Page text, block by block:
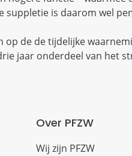
suppletie is daarom wel
op de de tijdelijke
jaar onderdeel van het
Over PFZW
Wij zijn PFZW